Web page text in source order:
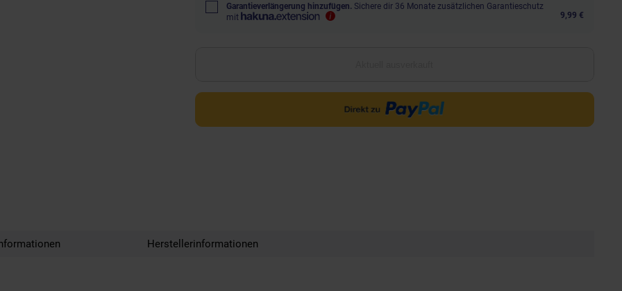
Garantieverlängerung hinzufügen. Sichere dir 36 Monate zusätzlichen Garantieschutz
mit
9,99 €
Herstellerinformationen